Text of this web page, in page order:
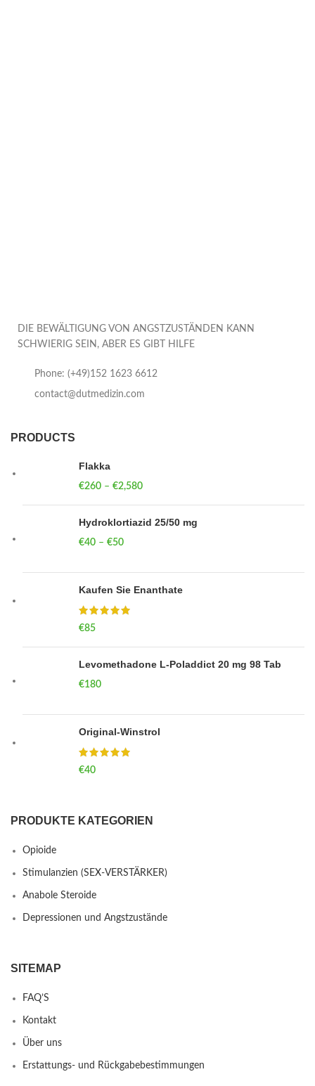
DIE BEWÄLTIGUNG VON ANGSTZUSTÄNDEN KANN
SCHWIERIG SEIN, ABER ES GIBT HILFE
Phone: (+49)152 1623 6612
contact@dutmedizin.com
PRODUCTS
Flakka
€260 – €2,580
Hydroklortiazid 25/50 mg
€40 – €50
Kaufen Sie Enanthate
€85
Levomethadone L-Poladdict 20 mg 98 Tab
€180
Original-Winstrol
€40
PRODUKTE KATEGORIEN
Opioide
Stimulanzien (SEX-VERSTÄRKER)
Anabole Steroide
Depressionen und Angstzustände
SITEMAP
FAQ’S
Kontakt
Über uns
Erstattungs- und Rückgabebestimmungen